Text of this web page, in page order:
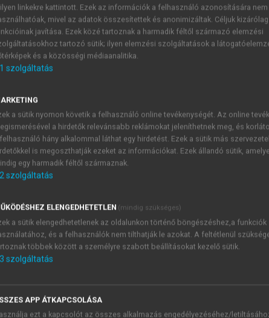
FIÓKKAL
azonosítóval
ÚJ FIÓK
1 óra
JELSZÓ
Kérek értesítést a MeRSZ
Kérek értesítést az
linkekre kattintott. Ezek az információk a felhasználó azonosítására nem
mivel az adatok összesítettek és anonimizáltak. Céljuk
javítása. Ezek közé tartoznak a harmadik féltől származó elemzési
tartozó sütik; ilyen elemzési szolgáltatások a
és a közösségi médiaanalitika.
1 szolgáltatás
a sütik nyomon követik a felhasználó online tevékenységét. Az online
a hirdetők relevánsabb reklámokat jeleníthetnek meg, és
hány alkalommal láthat egy hirdetést. Ezek a sütik más
is megoszthatják ezeket az információkat. Ezek állandó sütik,
egy harmadik féltől származnak.
2szolgáltatás
ELENGEDHETETLEN (mindig szükséges)
a sütik elengedhetetlenek az oldalunkon történő böngészéshez,a funkciók
és a felhasználók nem tilthatják le azokat. A feltétlenül
többek között a személyre szabott beállításokat kezelő sütik.
3 szolgáltatás
APP ÁTKAPCSOLÁSA
ezt a kapcsolót az összes alkalmazás engedélyezéséhez/